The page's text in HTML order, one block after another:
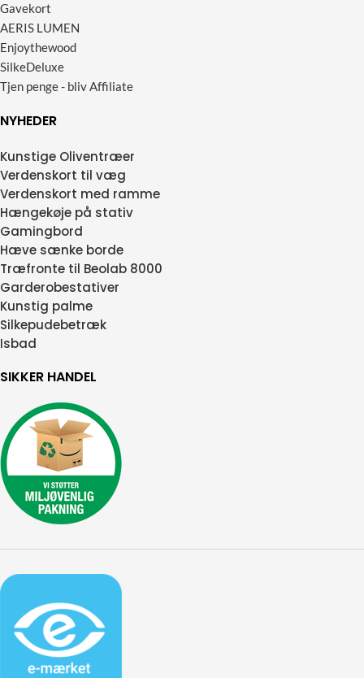
Gavekort
AERIS LUMEN
Enjoythewood
SilkeDeluxe
Tjen penge - bliv Affiliate
NYHEDER
Kunstige Oliventræer
Verdenskort til væg
Verdenskort med ramme
Hængekøje på stativ
Gamingbord
Hæve sænke borde
Træfronte til Beolab 8000
Garderobestativer
Kunstig palme
Silkepudebetræk
Isbad
SIKKER HANDEL